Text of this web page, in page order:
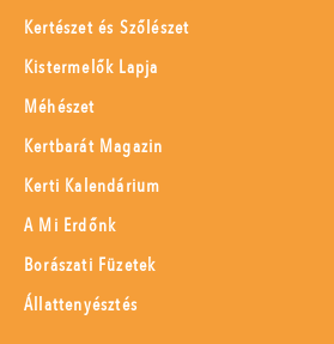
Kertészet és Szőlészet
Kistermelők Lapja
Méhészet
Kertbarát Magazin
Kerti Kalendárium
A Mi Erdőnk
Borászati Füzetek
Állattenyésztés